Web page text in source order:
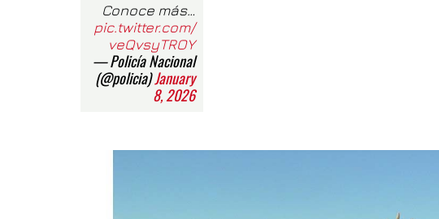
Conoce más…
pic.twitter.com/
veQvsyTROY
— Policía Nacional
(@policia)January
8, 2026